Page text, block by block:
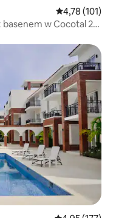
Średnia
4,78 (101)
basenem w Cocotal 2
gości